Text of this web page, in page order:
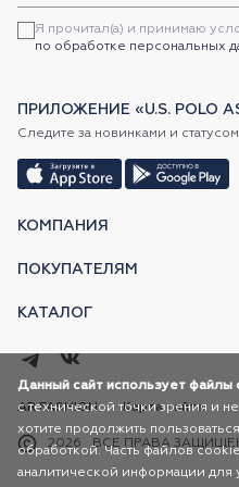
КОМПАНИЯ
ПОКУПАТЕЛЯМ
КАТАЛОГ
Я прочитал(а) и принимаю
по обработке персональных
ПРИЛОЖЕНИЕ «U.S. POLO
Следите за новинками и
2026 ВСЕ ПРАВА
AR FASHION Карта сайта
Данный сайт использует файлы
с технической точки зрения и
хотите продолжить
обработкой. Часть файлов
аналитической информации